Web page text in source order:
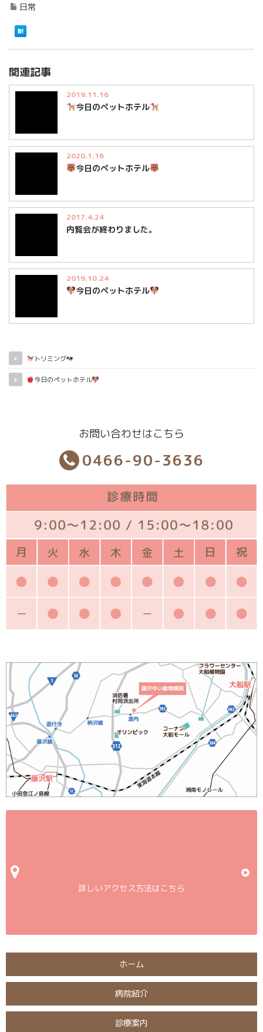
日常
関連記事
2019.11.16
今日のペットホテル
2020.1.16
今日のペットホテル
2017.4.24
内覧会が終わりました。
2019.10.24
今日のペットホテル
トリミング
今日のペットホテル
お問い合わせはこちら
0466-90-3636
詳しいアクセス方法はこちら
ホーム
病院紹介
診療案内